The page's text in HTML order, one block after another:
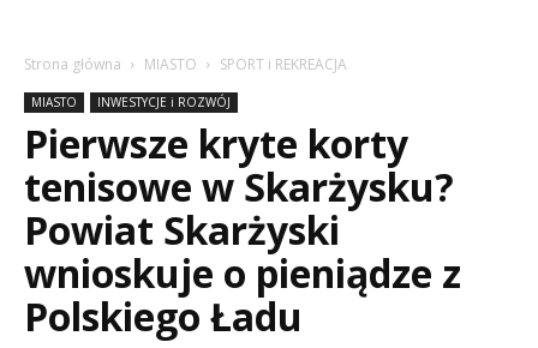
Strona główna MIASTO SPORT i REKREACJA
MIASTO INWESTYCJE i ROZWÓJ
Pierwsze kryte korty
tenisowe w Skarżysku?
Powiat Skarżyski
wnioskuje o pieniądze z
Polskiego Ładu